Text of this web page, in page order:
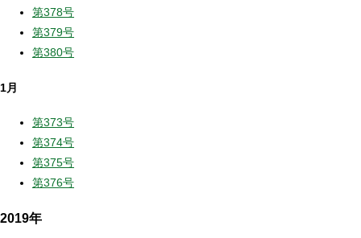
第378号
第379号
第380号
1月
第373号
第374号
第375号
第376号
2019年